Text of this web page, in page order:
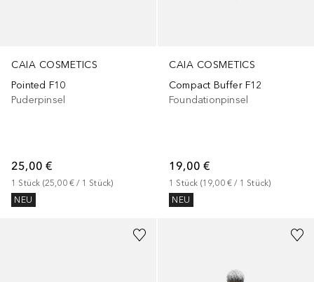
CAIA COSMETICS
Pointed F10
Puderpinsel
25,00 €
1 Stück (25,00 € / 1 Stück)
NEU
CAIA COSMETICS
Compact Buffer F12
Foundationpinsel
19,00 €
1 Stück (19,00 € / 1 Stück)
NEU